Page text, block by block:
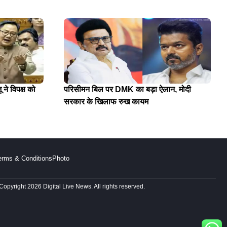
विपक्ष को
परिसीमन बिल पर DMK का बड़ा ऐलान, मोदी
सरकार के खिलाफ रुख कायम
& Conditions Photo
2026 Digital Live News. All rights reserved.